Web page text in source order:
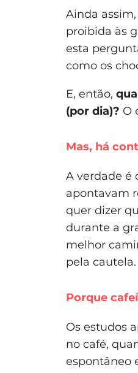
Ainda
proibida às
esta
como os
E, então,
(por dia)? O
Mas, há
A verdade é
apontavam
quer dizer
durante a
melhor
pela cautela.
Porque
Os estudos
no café,
espontâneo